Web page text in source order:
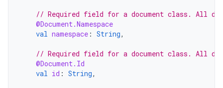
// Required field for a document class. All
@Document.Namespace
val namespace : String,
// Required field for a document class. All
@Document.Id
val id : String,